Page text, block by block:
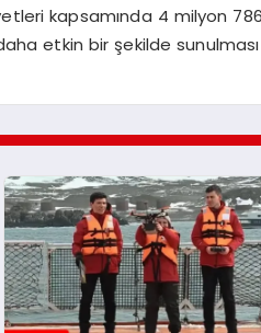
kapsamında 4 milyon
etkin bir şekilde